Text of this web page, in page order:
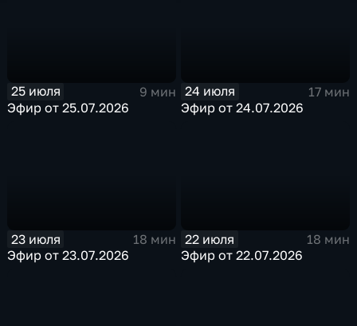
25 июля
9 мин
Эфир от 25.07.2026
24 июля
17 мин
Эфир от 24.07.2026
23 июля
18 мин
Эфир от 23.07.2026
22 июля
18 мин
Эфир от 22.07.2026